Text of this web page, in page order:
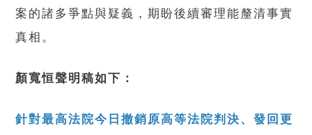
案的諸多爭點與疑義，期盼後續審理能釐清事實
真相。
顏寬恒聲明稿如下：
針對最高法院今日撤銷原高等法院判決、發回更